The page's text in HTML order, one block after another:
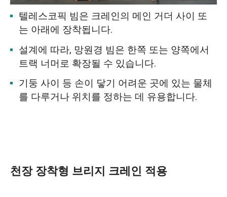
텔레스코픽 빔은 크레인의 메인 거더 사이 또
는 아래에 장착됩니다.
설계에 따라, 망원경 빔은 한쪽 또는 양쪽에서
트랙 너머로 확장될 수 있습니다.
기둥 사이 등 손이 닿기 어려운 곳에 있는 물체
를 다루거나 위치를 정하는 데 유용합니다.
천장 장착형 브리지 크레인 적용